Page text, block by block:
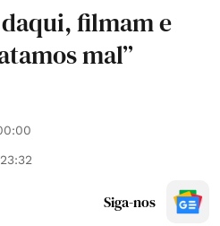
filmam e
mal”
Siga-nos